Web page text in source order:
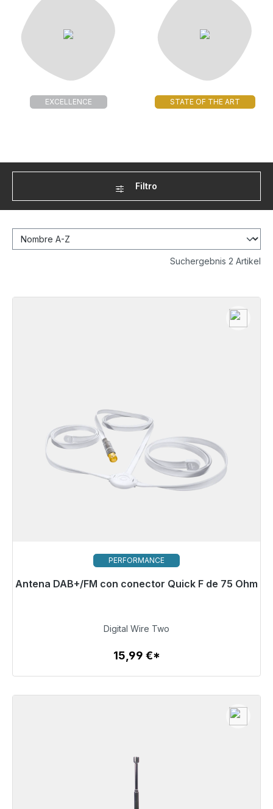
EXCELLENCE STATE OF THE ART
Filtro
Suchergebnis 2 Artikel
PERFORMANCE
Antena DAB+/FM con conector Quick F de 75 Ohm
Listo para envío inmediato, plazo de entrega 48h*
Detalles
Digital Wire Two
15,99 €*